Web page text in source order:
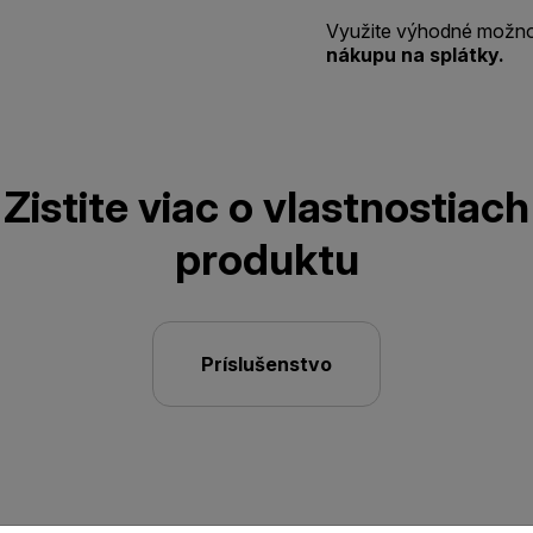
Využite výhodné
nákupu na splátky.
Zistite viac o vlastnostiach
produktu
Príslušenstvo